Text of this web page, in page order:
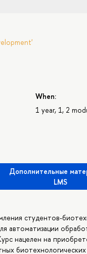
When:
1 year, 1, 2
Дополнительные
LMS
студентов-
автоматизации
нацелен на
биотехнологических